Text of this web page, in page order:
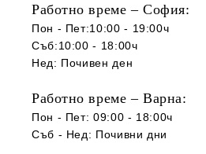
Работно време – София:
Пон - Пет:10:00 - 19:00ч
Съб:10:00 - 18:00ч
Нед: Почивен ден
Работно време – Варна:
Пон - Пет: 09:00 - 18:00ч
Съб - Нед: Почивни дни